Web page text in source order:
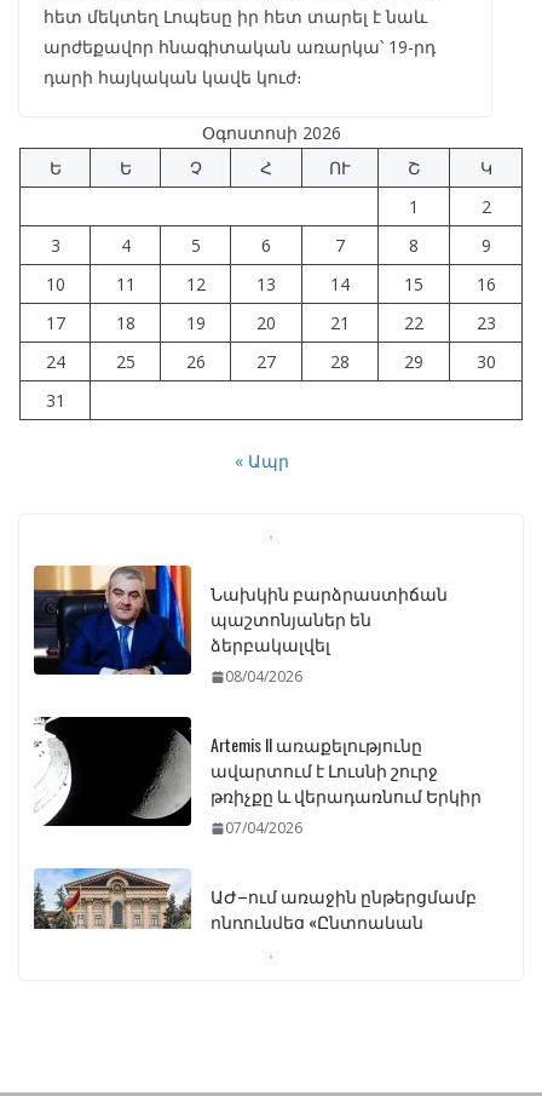
հետ մեկտեղ Լոպեսը իր հետ տարել է նաև
արժեքավոր հնագիտական առարկա՝ 19-րդ
դարի հայկական կավե կուժ։
Օգոստոսի 2026
Ե
Ե Չ Հ ՈՒ Շ
Կ
1
2
3
4 5 6 7 8
9
10
11 12 13 14 15
16
17
18 19 20 21 22
23
24
25 26 27 28 29
30
31
« Ապր
ձերբակալվել
Artemis II առաքելությունը
ավարտում է Լուսնի շուրջ
թռիչքը և վերադառնում Երկիր
ԱԺ–ում առաջին ընթերցմամբ
ընդունվեց «Ընտրական
օրենսգրքի» փոփոխության
07/04/2026
Դատախազությունը